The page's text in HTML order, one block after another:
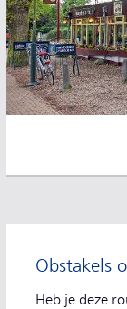
Extra
Obstakels
Heb je deze